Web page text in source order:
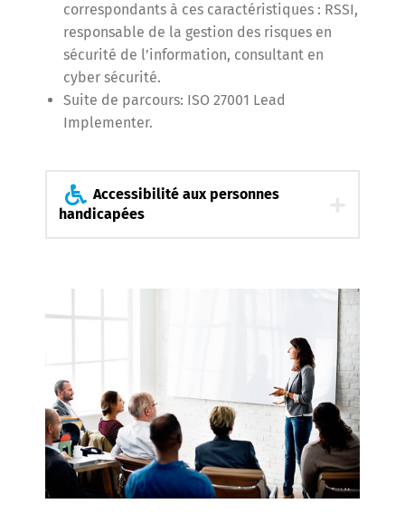
correspondants à ces caractéristiques : RSSI,
responsable de la gestion des risques en
sécurité de l’information, consultant en
cyber sécurité.
Suite de parcours: ISO 27001 Lead
Implementer.
Accessibilité aux personnes
handicapées